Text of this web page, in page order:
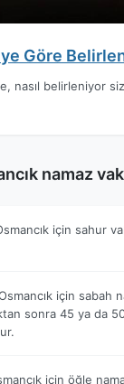
Göre
nasıl belirleniyor
namaz
için sahur
için sabah
sonra 45 ya da
için öğle